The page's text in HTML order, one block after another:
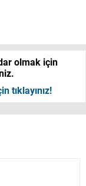
olmak için
tıklayınız!